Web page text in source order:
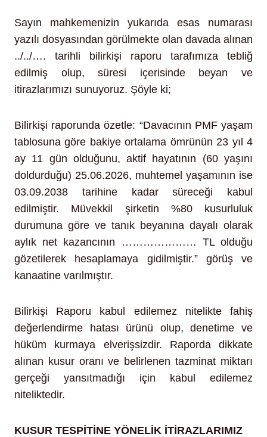
Sayın mahkemenizin yukarıda esas numarası
yazılı dosyasından görülmekte olan davada alınan
../../…. tarihli bilirkişi raporu tarafımıza tebliğ
edilmiş olup, süresi içerisinde beyan ve
itirazlarımızı sunuyoruz. Şöyle ki;
Bilirkişi raporunda özetle: “Davacının PMF yaşam
tablosuna göre bakiye ortalama ömrünün 23 yıl 4
ay 11 gün olduğunu, aktif hayatının (60 yaşını
doldurduğu) 25.06.2026, muhtemel yaşamının ise
03.09.2038 tarihine kadar süreceği kabul
edilmiştir. Müvekkil şirketin %80 kusurluluk
durumuna göre ve tanık beyanına dayalı olarak
aylık net kazancının ………………… TL olduğu
gözetilerek hesaplamaya gidilmiştir.” görüş ve
kanaatine varılmıştır.
Bilirkişi Raporu kabul edilemez nitelikte fahiş
değerlendirme hatası ürünü olup, denetime ve
hüküm kurmaya elverişsizdir. Raporda dikkate
alınan kusur oranı ve belirlenen tazminat miktarı
gerçeği yansıtmadığı için kabul edilemez
niteliktedir.
KUSUR TESPİTİNE YÖNELİK İTİRAZLARIMIZ